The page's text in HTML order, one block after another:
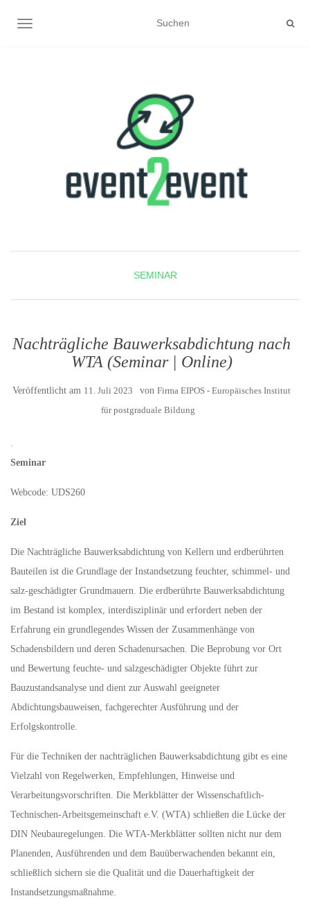
NAVIGATION UMSCHALTEN
SEMINAR
Nachträgliche Bauwerksabdichtung nach
WTA (Seminar | Online)
Veröffentlicht am 11. Juli 2023 von Firma EIPOS - Europäisches Institut
für postgraduale Bildung
.
Seminar
Webcode: UDS260
Ziel
Die Nachträgliche Bauwerksabdichtung von Kellern und erdberührten
Bauteilen ist die Grundlage der Instandsetzung feuchter, schimmel- und
salz-geschädigter Grundmauern. Die erdberührte Bauwerksabdichtung
im Bestand ist komplex, interdisziplinär und erfordert neben der
Erfahrung ein grundlegendes Wissen der Zusammenhänge von
Schadensbildern und deren Schadenursachen. Die Beprobung vor Ort
und Bewertung feuchte- und salzgeschädigter Objekte führt zur
Bauzustandsanalyse und dient zur Auswahl geeigneter
Abdichtungsbauweisen, fachgerechter Ausführung und der
Erfolgskontrolle.
Für die Techniken der nachträglichen Bauwerksabdichtung gibt es eine
Vielzahl von Regelwerken, Empfehlungen, Hinweise und
Verarbeitungsvorschriften. Die Merkblätter der Wissenschaftlich-
Technischen-Arbeitsgemeinschaft e.V. (WTA) schließen die Lücke der
DIN Neubauregelungen. Die WTA-Merkblätter sollten nicht nur dem
Planenden, Ausführenden und dem Bauüberwachenden bekannt ein,
schließlich sichern sie die Qualität und die Dauerhaftigkeit der
Instandsetzungsmaßnahme.